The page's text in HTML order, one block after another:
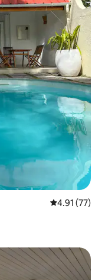
レビュー77
4.91 (77)